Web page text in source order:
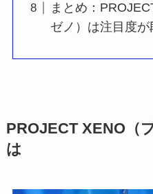
まとめ：
ゼノ）は注目度が
PROJECT XENO（
は